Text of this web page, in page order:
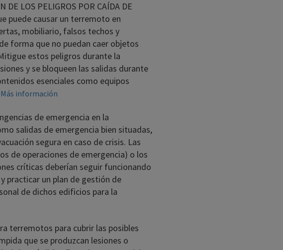
DE LOS PELIGROS POR CAÍDA DE
puede causar un terremoto en
mobiliario, falsos techos y
forma que no puedan caer objetos
estos peligros durante la
y se bloqueen las salidas durante
esenciales como equipos
Más información
de emergencia en la
salidas de emergencia bien situadas,
segura en caso de crisis. Las
de operaciones de emergencia) o los
críticas deberían seguir funcionando
practicar un plan de gestión de
de dichos edificios para la
terremotos para cubrir las posibles
que se produzcan lesiones o